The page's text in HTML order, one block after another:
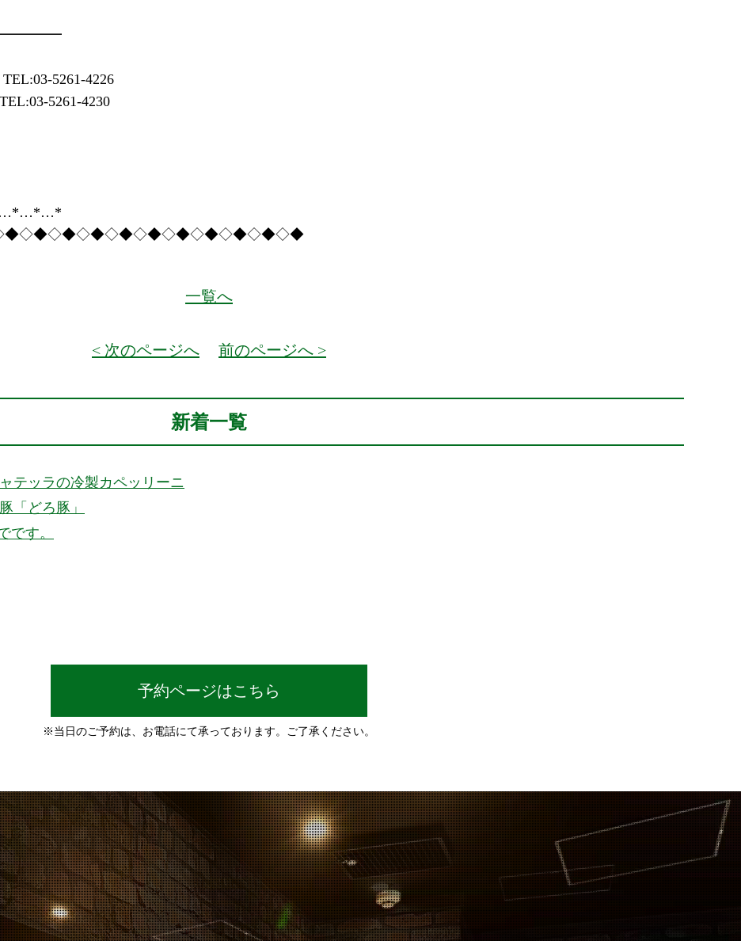
5261-4226
5261-4230
一覧へ
< 次のページへ 前のページへ >
新着一覧
テッラの冷製カペッリーニ
「どろ豚」
です。
予約ページはこちら
※当日のご予約は、お電話にて承っております。ご了承ください。